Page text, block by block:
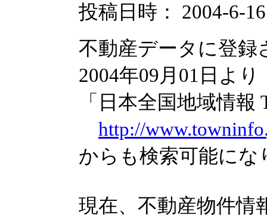
投稿日時： 2004-6-
不動産データに登録
2004年09月01日より
「日本全国地域情報
http://
からも検索可能にな
現在、不動産物件情